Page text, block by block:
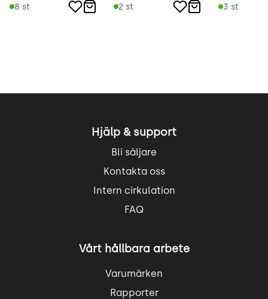
8 st 2 st 3 st
Hjälp & support
Bli säljare
Kontakta oss
Intern cirkulation
FAQ
Vårt hållbara arbete
Varumärken
Rapporter